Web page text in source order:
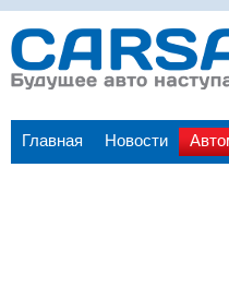
Главная Новости